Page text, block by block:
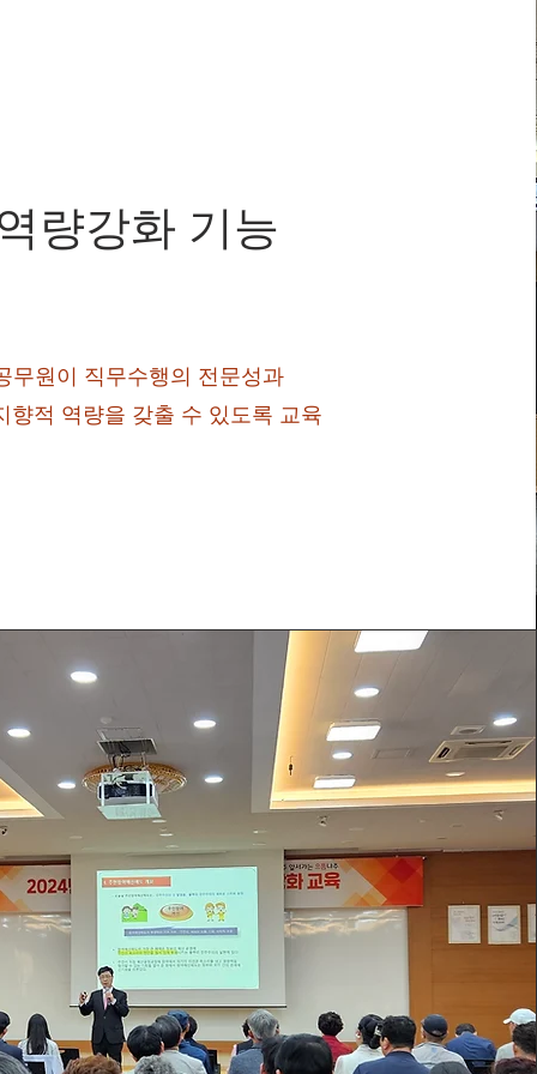
량강화 기능
무원이 직무수행의 전문성과
향적 역량을 갖출 수 있도록 교육